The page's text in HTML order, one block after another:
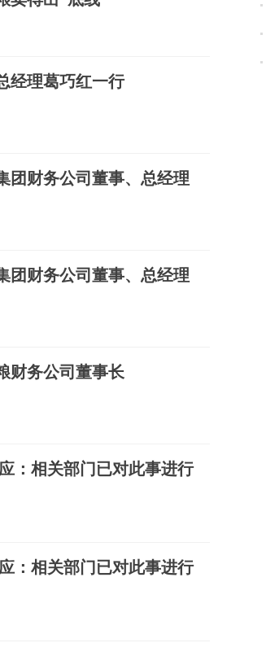
经理葛巧红一行
团财务公司董事、总经理
团财务公司董事、总经理
财务公司董事长
：相关部门已对此事进行
：相关部门已对此事进行